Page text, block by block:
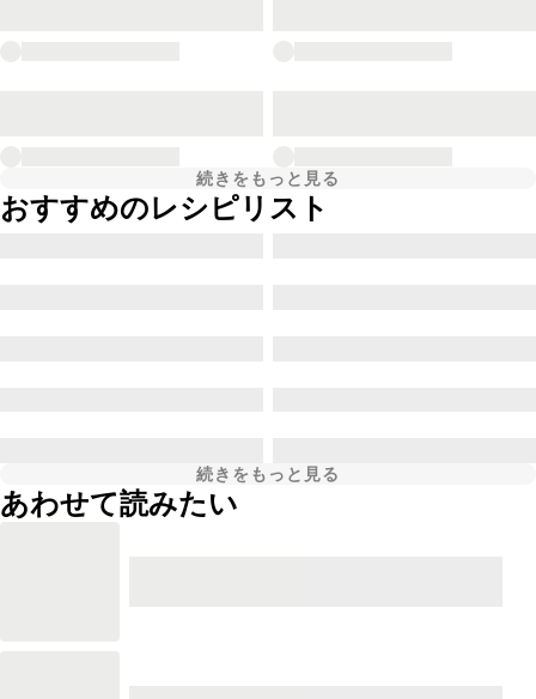
続きをもっと見る
おすすめのレシピリスト
続きをもっと見る
あわせて読みたい